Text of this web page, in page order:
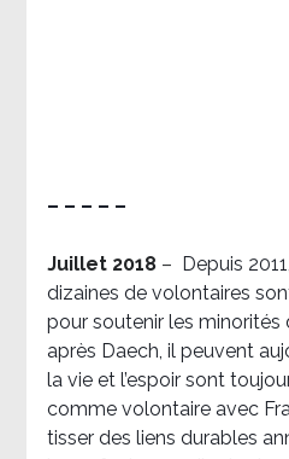
– – – – –
Juillet 2018 –
Depuis
dizaines de volontaires
pour soutenir les minorités
après Daech, il peuvent
la vie et l’espoir sont
comme volontaire avec
tisser des liens durables